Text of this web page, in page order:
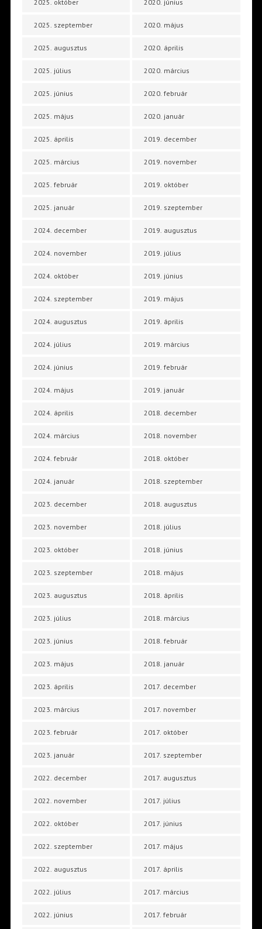
2025. október
2025. szeptember
2025. augusztus
2025. július
2025. június
2025. május
2025. április
2025. március
2025. február
2025. január
2024. december
2024. november
2024. október
2024. szeptember
2024. augusztus
2024. július
2024. június
2024. május
2024. április
2024. március
2024. február
2024. január
2023. december
2023. november
2023. október
2023. szeptember
2023. augusztus
2023. július
2023. június
2023. május
2023. április
2023. március
2023. február
2023. január
2022. december
2022. november
2022. október
2022. szeptember
2022. augusztus
2022. július
2022. június
2020. június
2020. május
2020. április
2020. március
2020. február
2020. január
2019. december
2019. november
2019. október
2019. szeptember
2019. augusztus
2019. július
2019. június
2019. május
2019. április
2019. március
2019. február
2019. január
2018. december
2018. november
2018. október
2018. szeptember
2018. augusztus
2018. július
2018. június
2018. május
2018. április
2018. március
2018. február
2018. január
2017. december
2017. november
2017. október
2017. szeptember
2017. augusztus
2017. július
2017. június
2017. május
2017. április
2017. március
2017. február